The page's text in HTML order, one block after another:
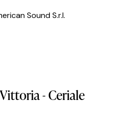
Sound S.r.l.
Vittoria-Ceriale